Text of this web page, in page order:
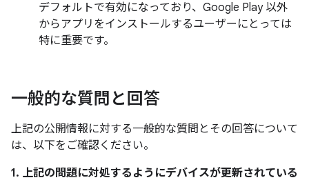
デフォルトで有効になっており、Google Play 以外
からアプリをインストールするユーザーにとっては
特に重要です。
一般的な質問と回答
上記の公開情報に対する一般的な質問とその回答について
は、以下をご確認ください。
1. 上記の問題に対処するようにデバイスが更新されている